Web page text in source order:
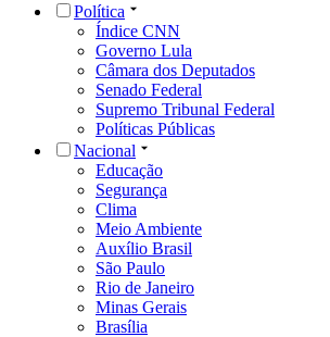
Política
Índice CNN
Governo Lula
Câmara dos Deputados
Senado Federal
Supremo Tribunal Federal
Políticas Públicas
Nacional
Educação
Segurança
Clima
Meio Ambiente
Auxílio Brasil
São Paulo
Rio de Janeiro
Minas Gerais
Brasília